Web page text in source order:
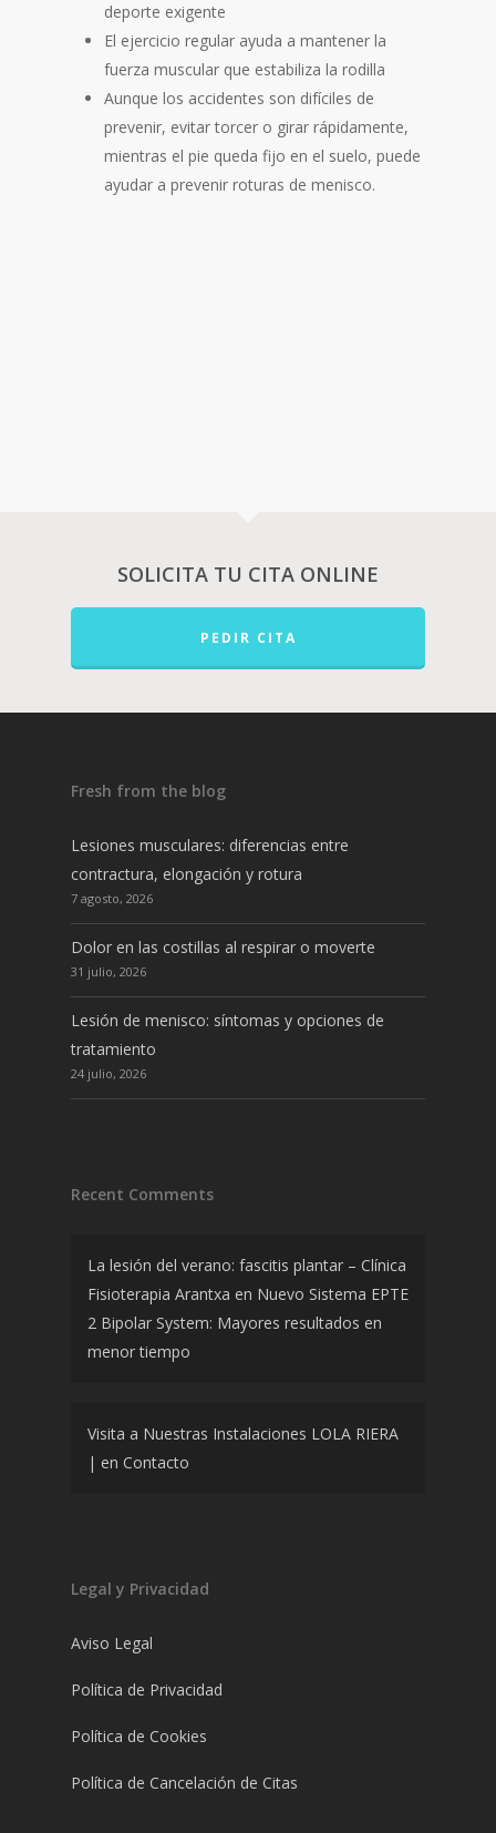
deporte exigente
El ejercicio regular ayuda a mantener la
fuerza muscular que estabiliza la rodilla
Aunque los accidentes son difíciles de
prevenir, evitar torcer o girar rápidamente,
mientras el pie queda fijo en el suelo, puede
ayudar a prevenir roturas de menisco.
SOLICITA TU CITA ONLINE
PEDIR CITA
Fresh from the blog
Lesiones musculares: diferencias entre
contractura, elongación y rotura
7 agosto, 2026
Dolor en las costillas al respirar o moverte
31 julio, 2026
Lesión de menisco: síntomas y opciones de
tratamiento
24 julio, 2026
Recent Comments
La lesión del verano: fascitis plantar – Clínica
Fisioterapia Arantxa en Nuevo Sistema EPTE
2 Bipolar System: Mayores resultados en
menor tiempo
Visita a Nuestras Instalaciones LOLA RIERA
| en Contacto
Legal y Privacidad
Aviso Legal
Política de Privacidad
Política de Cookies
Política de Cancelación de Citas